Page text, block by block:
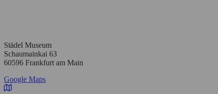
Städel Museum
Schaumainkai 63
60596 Frankfurt am Main
Google Maps